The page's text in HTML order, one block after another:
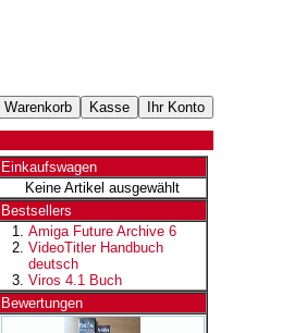
Einkaufswagen
Keine Artikel ausgewählt
Bestsellers
Amiga Future Archive 6
VideoTitler Handbuch
deutsch
Viros 4.1 Buch
Bewertungen